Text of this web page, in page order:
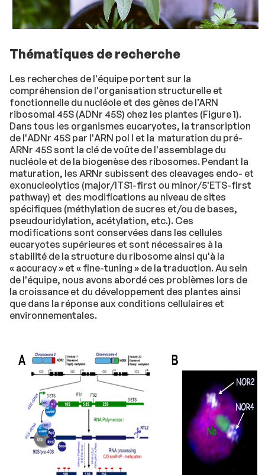
Thématiques de recherche
Les recherches de l'équipe portent sur la
compréhension de l'organisation structurelle et
fonctionnelle du nucléole et des gènes de l’ARN
ribosomal 45S (ADNr 45S) chez les plantes (Figure 1).
Dans tous les organismes eucaryotes, la transcription
de l'ADNr 45S par l'ARN pol I et la maturation du pré-
ARNr 45S sont la clé de voûte de l'assemblage du
nucléole et de la biogenèse des ribosomes. Pendant la
maturation, les ARNr subissent des cleavages endo- et
exonucleolytics (major/ITS1-first ou minor/5'ETS-first
pathway) et des modifications au niveau de sites
spécifiques (méthylation de sucres et/ou de bases,
pseudouridylation, acétylation, etc.). Ces
modifications sont conservées dans les cellules
eucaryotes supérieures et sont nécessaires à la
stabilité de la structure du ribosome ainsi qu'à la
« accuracy » et « fine-tuning » de la traduction. Au sein
de l'équipe, nous avons abordé ces problèmes lors de
la croissance et du développement des plantes ainsi
que dans la réponse aux conditions cellulaires et
environnementales.